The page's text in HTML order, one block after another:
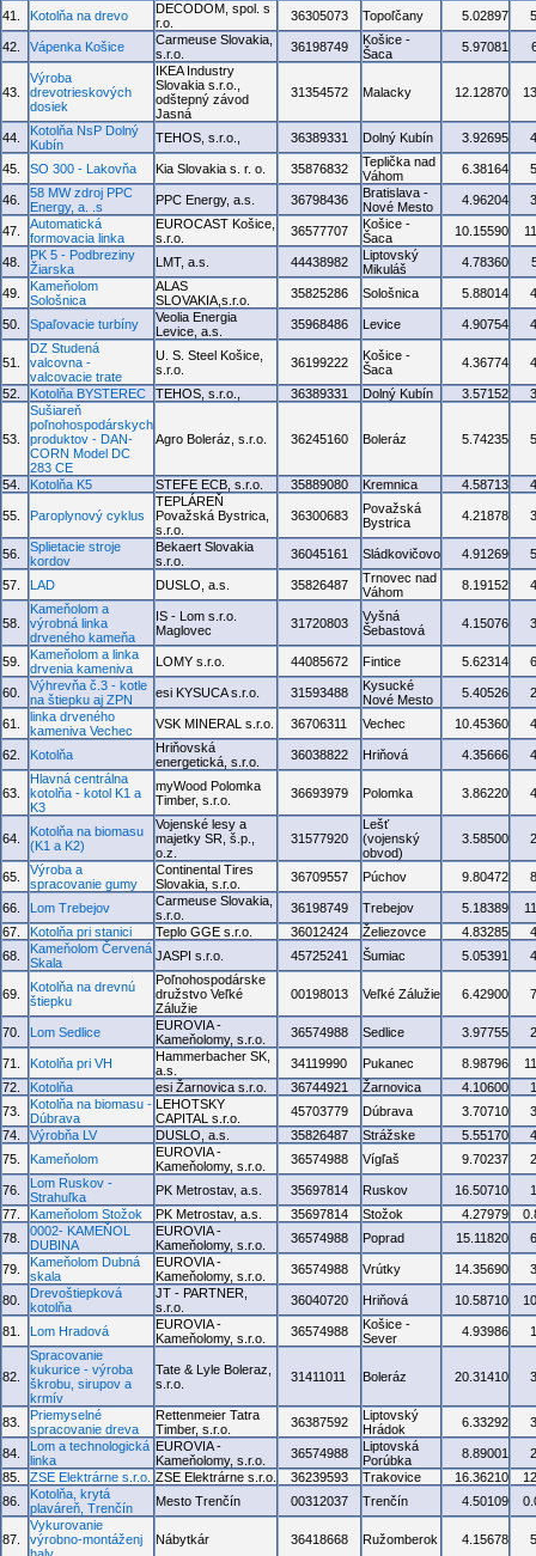
41. Kotolňa na drevo
DECODOM, spol. s
r.o.
36305073 Topoľčany 5.02897
42. Vápenka Košice
Carmeuse Slovakia,
s.r.o.
36198749
Košice -
Šaca
5.97081
43.
Výroba
drevotrieskových
dosiek
IKEA Industry
Slovakia s.r.o.,
odštepný závod
Jasná
31354572 Malacky 12.12870
44.
Kotolňa NsP Dolný
Kubín
TEHOS, s.r.o., 36389331 Dolný Kubín 3.92695
45. SO 300 - Lakovňa Kia Slovakia s. r. o. 35876832
Teplička nad
Váhom
6.38164
46.
58 MW zdroj PPC
Energy, a. .s
PPC Energy, a.s. 36798436
Bratislava -
Nové Mesto
4.96204
47.
Automatická
formovacia linka
EUROCAST Košice,
s.r.o.
36577707
Košice -
Šaca
10.15590
48.
PK 5 - Podbreziny
Žiarska
LMT, a.s. 44438982
Liptovský
Mikuláš
4.78360
49.
Kameňolom
Sološnica
ALAS
SLOVAKIA,s.r.o.
35825286 Sološnica 5.88014
50. Spaľovacie turbíny
Veolia Energia
Levice, a.s.
35968486 Levice 4.90754
51.
DZ Studená
valcovna -
valcovacie trate
U. S. Steel Košice,
s.r.o.
36199222
Košice -
Šaca
4.36774
52. Kotolňa BYSTEREC TEHOS, s.r.o., 36389331 Dolný Kubín 3.57152
53.
Sušiareň
poľnohospodárskych
produktov - DAN-
CORN Model DC
283 CE
Agro Boleráz, s.r.o. 36245160 Boleráz 5.74235
54. Kotolňa K5 STEFE ECB, s.r.o. 35889080 Kremnica 4.58713
55. Paroplynový cyklus
TEPLÁREŇ
Považská Bystrica,
s.r.o.
36300683
Považská
Bystrica
4.21878
56.
Splietacie stroje
kordov
Bekaert Slovakia
s.r.o.
36045161 Sládkovičovo 4.91269
57. LAD DUSLO, a.s. 35826487
Trnovec nad
Váhom
8.19152
58.
Kameňolom a
výrobná linka
drveného kameňa
IS - Lom s.r.o.
Maglovec
31720803
Vyšná
Šebastová
4.15076
59.
Kameňolom a linka
drvenia kameniva
LOMY s.r.o. 44085672 Fintice 5.62314
60.
Výhrevňa č.3 - kotle
na štiepku aj ZPN
esi KYSUCA s.r.o. 31593488
Kysucké
Nové Mesto
5.40526
61.
linka drveného
kameniva Vechec
VSK MINERAL s.r.o. 36706311 Vechec 10.45360
62. Kotolňa
Hriňovská
energetická, s.r.o.
36038822 Hriňová 4.35666
63.
Hlavná centrálna
kotolňa - kotol K1 a
K3
myWood Polomka
Timber, s.r.o.
36693979 Polomka 3.86220
64.
Kotolňa na biomasu
(K1 a K2)
Vojenské lesy a
majetky SR, š.p.,
o.z.
31577920
Lešť
(vojenský
obvod)
3.58500
65.
Výroba a
spracovanie gumy
Continental Tires
Slovakia, s.r.o.
36709557 Púchov 9.80472
66. Lom Trebejov
Carmeuse Slovakia,
s.r.o.
36198749 Trebejov 5.18389
67.
Kotolňa pri stanici Teplo GGE s.r.o. 36012424 Želiezovce 4.83285
68.
Kameňolom Červená
Skala
JASPI s.r.o. 45725241 Šumiac 5.05391
69.
Kotolňa na drevnú
štiepku
Poľnohospodárske
družstvo Veľké
Zálužie
00198013 Veľké Zálužie 6.42900
70. Lom Sedlice
EUROVIA -
Kameňolomy, s.r.o.
36574988 Sedlice 3.97755
71. Kotolňa pri VH
Hammerbacher SK,
a.s.
34119990 Pukanec 8.98796
72.
Kotolňa esi Žarnovica s.r.o. 36744921 Žarnovica 4.10600
73.
Kotolňa na biomasu -
Dúbrava
LEHOTSKY
CAPITAL s.r.o.
45703779 Dúbrava 3.70710
74.
Výrobňa LV DUSLO, a.s. 35826487 Strážske 5.55170
75.
Kameňolom
EUROVIA -
Kameňolomy, s.r.o.
36574988 Vígľaš 9.70237
76.
Lom Ruskov -
Strahuľka
PK Metrostav, a.s. 35697814 Ruskov 16.50710
77.
Kameňolom Stožok PK Metrostav, a.s. 35697814 Stožok 4.27979
78.
0002- KAMEŇOL
DUBINA
EUROVIA -
Kameňolomy, s.r.o.
36574988 Poprad 15.11820
79.
Kameňolom Dubná
skala
EUROVIA -
Kameňolomy, s.r.o.
36574988 Vrútky 14.35690
80.
Drevoštiepková
kotolňa
JT - PARTNER,
s.r.o.
36040720 Hriňová 10.58710
81. Lom Hradová
EUROVIA -
Kameňolomy, s.r.o.
36574988
Košice -
Sever
4.93986
82.
Spracovanie
kukurice - výroba
škrobu, sirupov a
krmív
Tate & Lyle Boleraz,
s.r.o.
31411011 Boleráz 20.31410
83.
Priemyselné
spracovanie dreva
Rettenmeier Tatra
Timber, s.r.o.
36387592
Liptovský
Hrádok
6.33292
84.
Lom a technologická
linka
EUROVIA -
Kameňolomy, s.r.o.
36574988
Liptovská
Porúbka
8.89001
85.
ZSE Elektrárne s.r.o. ZSE Elektrárne s.r.o. 36239593 Trakovice 16.36210
86.
Kotolňa, krytá
plaváreň, Trenčín
Mesto Trenčín 00312037 Trenčín 4.50109
87.
Vykurovanie
výrobno-montáženj
Nábytkár 36418668 Ružomberok 4.15678